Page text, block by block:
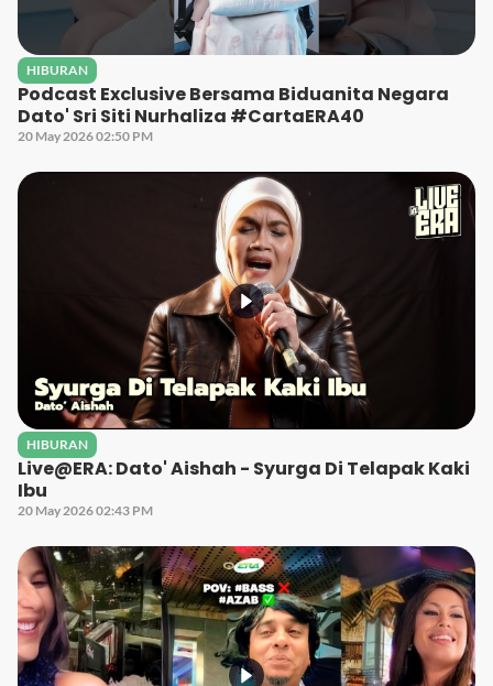
HIBURAN
Podcast Exclusive Bersama Biduanita Negara
Dato' Sri Siti Nurhaliza #CartaERA40
20 May 2026 02:50 PM
HIBURAN
Live@ERA: Dato' Aishah - Syurga Di Telapak Kaki
Ibu
20 May 2026 02:43 PM